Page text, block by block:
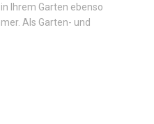
Ihrem Garten ebenso
Als Garten- und